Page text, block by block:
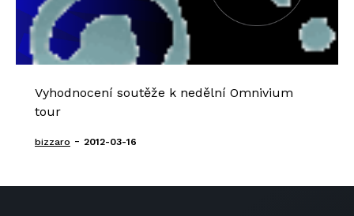
Vyhodnocení soutěže k nedělní Omnivium
tour
bizzaro - 2012-03-16